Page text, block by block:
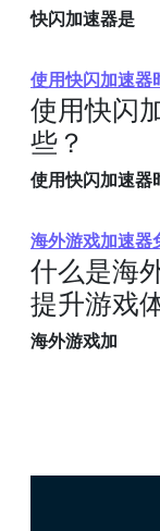
快闪加速器是
使用快闪加速器
使用快闪
些？
使用快闪加速器
海外游戏加速器
什么是海
提升游戏
海外游戏加